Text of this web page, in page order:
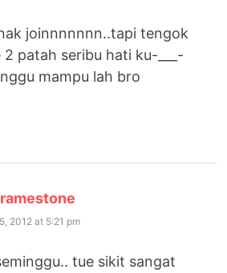
joinnnnnnn..tapi tengok
patah seribu hati ku-___-
mampu lah bro
2012 at 5:21 pm
tue sikit sangat